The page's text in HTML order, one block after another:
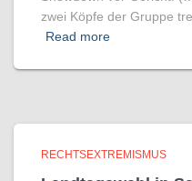
zwei Köpfe der Gruppe
Read more
RECHTSEXTREMISMUS